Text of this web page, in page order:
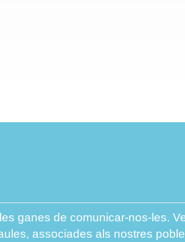
ganes de comunicar-nos-les.
associades als nostres